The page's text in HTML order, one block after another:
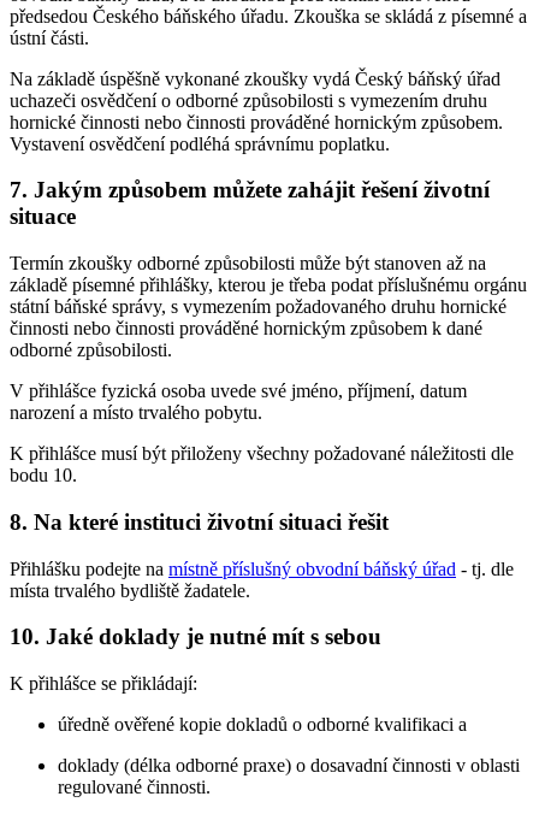
předsedou Českého báňského úřadu. Zkouška se skládá z písemné a
ústní části.
Na základě úspěšně vykonané zkoušky vydá Český báňský úřad
uchazeči osvědčení o odborné způsobilosti s vymezením druhu
hornické činnosti nebo činnosti prováděné hornickým způsobem.
Vystavení osvědčení podléhá správnímu poplatku.
7. Jakým způsobem můžete zahájit řešení životní
situace
Termín zkoušky odborné způsobilosti může být stanoven až na
základě písemné přihlášky, kterou je třeba podat příslušnému orgánu
státní báňské správy, s vymezením požadovaného druhu hornické
činnosti nebo činnosti prováděné hornickým způsobem k dané
odborné způsobilosti.
V přihlášce fyzická osoba uvede své jméno, příjmení, datum
narození a místo trvalého pobytu.
K přihlášce musí být přiloženy všechny požadované náležitosti dle
bodu 10.
8. Na které instituci životní situaci řešit
Přihlášku podejte na místně příslušný obvodní báňský úřad - tj. dle
místa trvalého bydliště žadatele.
10. Jaké doklady je nutné mít s sebou
K přihlášce se přikládají:
úředně ověřené kopie dokladů o odborné kvalifikaci a
doklady (délka odborné praxe) o dosavadní činnosti v oblasti
regulované činnosti.